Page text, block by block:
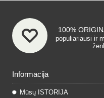
100%
populiariausi ir
Informacija
Mūsų ISTORIJA